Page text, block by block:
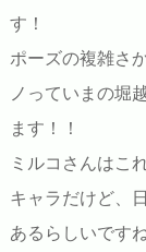
す！
ポーズの複雑さ
ノっていまの堀
ます！！
ミルコさんはこ
キャラだけど、
あるらしいですね